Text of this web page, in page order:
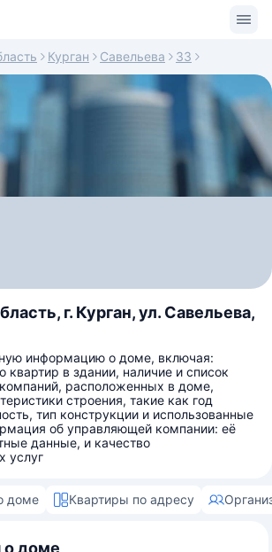
Курган Савельева 33
г. Курган, ул. Савельева,
информацию о доме, включая:
квартир в здании, наличие и список
расположенных в доме,
строения, такие как год
тип конструкции и использованные
об управляющей компании: её
данные, и качество
услуг
доме Квартиры по адресу
доме